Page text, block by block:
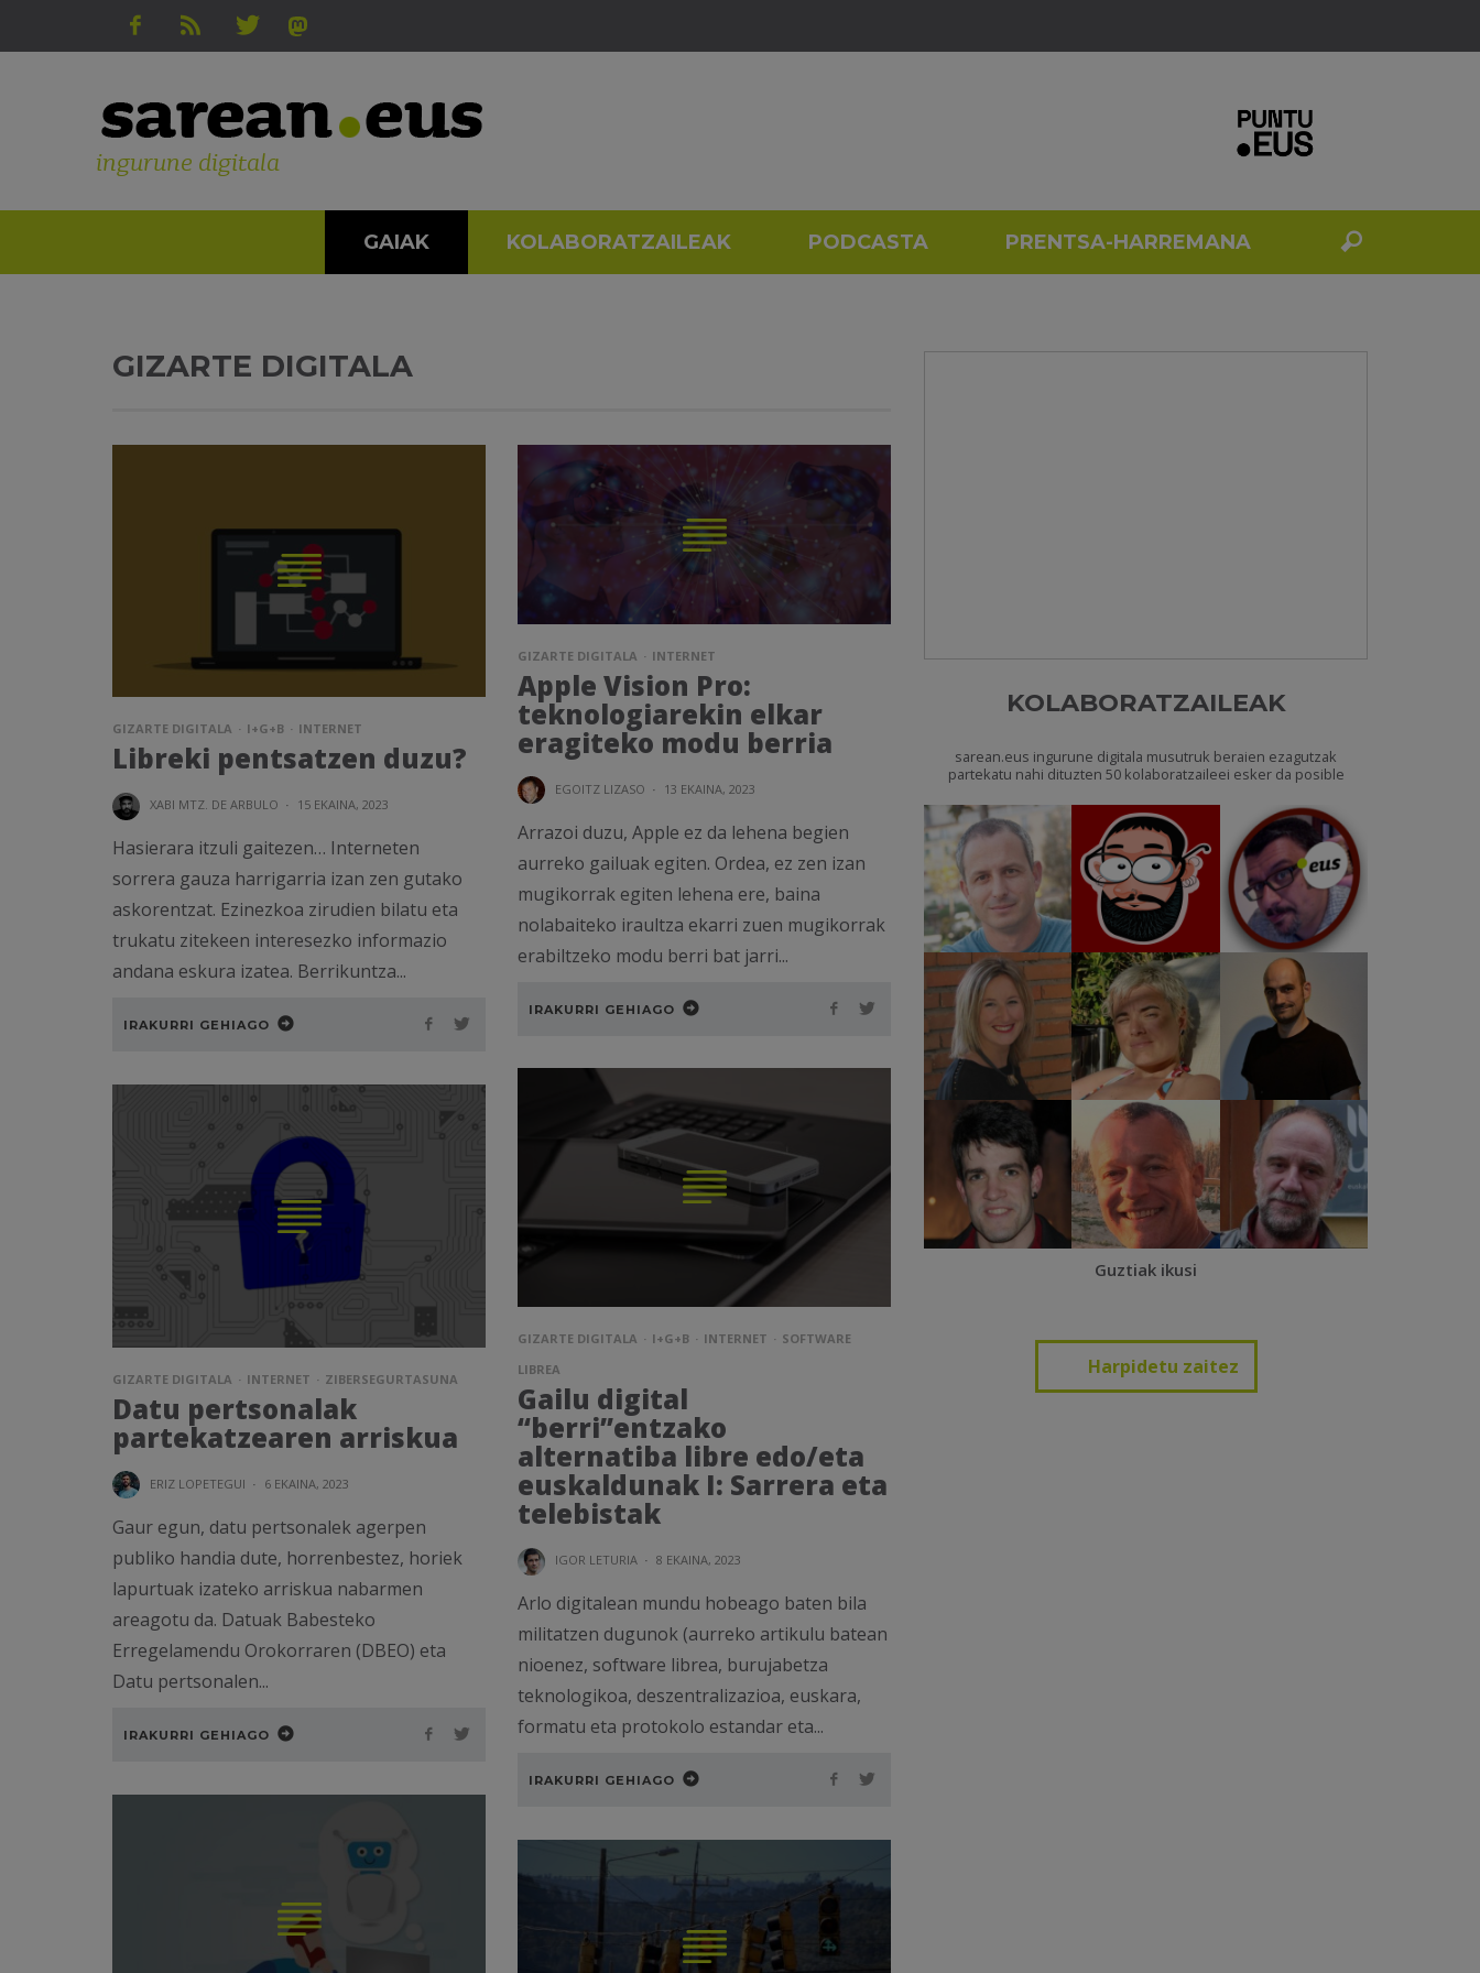
ingurune digitala
GAIAK KOLABORATZAILEAK PODCASTA PRENTSA-HARREMANA
GIZARTE DIGITALA
GIZARTE DIGITALA I+G+B INTERNET
Libreki pentsatzen duzu?
XABI MTZ. DE ARBULO · 15 EKAINA, 2023
Hasierara itzuli gaitezen… Interneten
sorrera gauza harrigarria izan zen gutako
askorentzat. Ezinezkoa zirudien bilatu eta
trukatu zitekeen interesezko informazio
andana eskura izatea. Berrikuntza...
IRAKURRI GEHIAGO
GIZARTE DIGITALA INTERNET
Apple Vision Pro:
teknologiarekin elkar
eragiteko modu berria
EGOITZ LIZASO · 13 EKAINA, 2023
Arrazoi duzu, Apple ez da lehena begien
aurreko gailuak egiten. Ordea, ez zen izan
mugikorrak egiten lehena ere, baina
nolabaiteko iraultza ekarri zuen mugikorrak
erabiltzeko modu berri bat jarri...
IRAKURRI GEHIAGO
GIZARTE DIGITALA I+G+B INTERNET
SOFTWARE
LIBREA
Gailu digital
“berri”entzako
alternatiba libre edo/eta
euskaldunak I: Sarrera eta
telebistak
IGOR LETURIA · 8 EKAINA, 2023
Arlo digitalean mundu hobeago baten bila
militatzen dugunok (aurreko artikulu batean
nioenez, software librea, burujabetza
teknologikoa, deszentralizazioa, euskara,
formatu eta protokolo estandar eta...
IRAKURRI GEHIAGO
GIZARTE DIGITALA INTERNET ZIBERSEGURTASUNA
Datu pertsonalak
partekatzearen arriskua
ERIZ LOPETEGUI · 6 EKAINA, 2023
Gaur egun, datu pertsonalek agerpen
publiko handia dute, horrenbestez, horiek
lapurtuak izateko arriskua nabarmen
areagotu da. Datuak Babesteko
Erregelamendu Orokorraren (DBEO) eta
Datu pertsonalen...
IRAKURRI GEHIAGO
KOLABORATZAILEAK
sarean.eus ingurune digitala musutruk beraien ezagutzak
partekatu nahi dituzten 50 kolaboratzaileei esker da posible
Guztiak ikusi
Harpidetu zaitez